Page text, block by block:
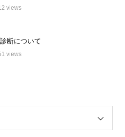
views
断について
views